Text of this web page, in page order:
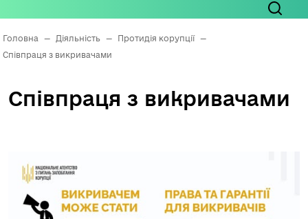
Головна — Діяльність — Протидія корупції
—
Співпраця з викривачами
Співпраця з викривачами